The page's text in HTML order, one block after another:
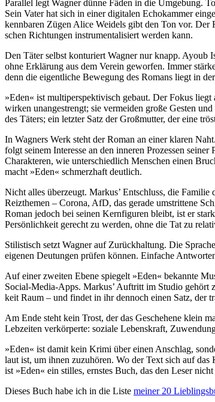
Parallel legt Wagner dünne Fäden in die Umgebung.
Sein Vater hat sich in einer digitalen Echo­kammer
kenn­baren Zügen Alice Weidels gibt den Ton vor.
schen Rich­tungen instru­men­tali­siert werden kann.
Den Täter selbst konturiert Wagner nur knapp. Ayoub
ohne Erklä­rung aus dem Verein geworfen. Immer
denn die eigent­liche Be­wegung des Romans liegt in
»Eden« ist multiperspektivisch gebaut. Der Fokus
wirken un­an­ge­strengt; sie ver­meiden große Gesten
des Täters; ein letzter Satz der Groß­mutter, der eine
In Wagners Werk steht der Roman an einer klaren
folgt seinem Inte­resse an den inne­ren Pro­zessen
Charak­teren, wie unter­schied­lich Menschen einen
macht »Eden« schmerz­haft deutlich.
Nicht alles überzeugt. Markus’ Entschluss, die
Reiz­themen – Corona, AfD, das gerade um­strit­tene
Roman jedoch bei seinen Kern­figuren bleibt, ist er
Persön­lich­keit gerecht zu werden, ohne die Tat zu
Stilistisch setzt Wagner auf Zurück­haltung. Die
eigenen Deu­tungen prüfen können. Ein­fache
Auf einer zweiten Ebene spiegelt »Eden« bekannte
Social-Media-Apps. Markus’ Auftritt im Studio gehört
keit Raum – und findet in ihr dennoch einen Satz, der
Am Ende steht kein Trost, der das Ge­sche­hene klein
Lebzeiten ver­kör­perte: soziale Lebens­kraft,
»Eden« ist damit kein Krimi über einen Anschlag,
laut ist, um ihnen zuzu­hören. Wo der Text sich auf
ist »Eden« ein stilles, ernstes Buch, das den Leser
Dieses Buch habe ich in die Liste meiner 20